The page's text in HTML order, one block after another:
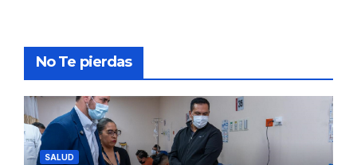
No Te pierdas
SALUD